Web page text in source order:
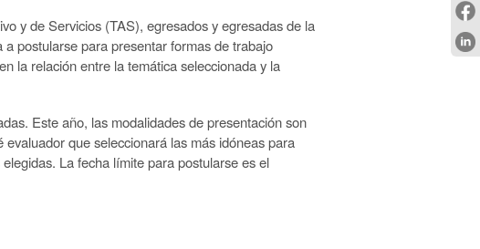
y de Servicios (TAS), egresados y egresadas de la
postularse para presentar formas de trabajo
la relación entre la temática seleccionada y la
Este año, las modalidades de presentación son
que seleccionará las más idóneas para
La fecha límite para postularse es el